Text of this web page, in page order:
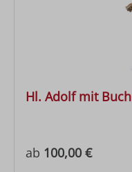
Hl. Adolf mit Buch
Regulärer Preis:
ab 100,00 €